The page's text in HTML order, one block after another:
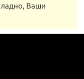
Ваши